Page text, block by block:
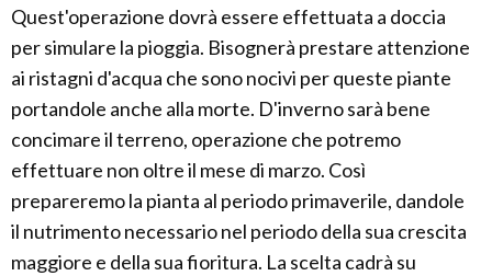
Quest'operazione dovrà essere effettuata a doccia
per simulare la pioggia. Bisognerà prestare attenzione
ai ristagni d'acqua che sono nocivi per queste piante
portandole anche alla morte. D'inverno sarà bene
concimare il terreno, operazione che potremo
effettuare non oltre il mese di marzo. Così
prepareremo la pianta al periodo primaverile, dandole
il nutrimento necessario nel periodo della sua crescita
maggiore e della sua fioritura. La scelta cadrà su